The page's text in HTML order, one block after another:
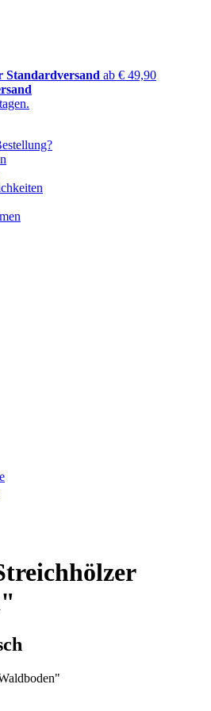
Standardversand ab € 49,90